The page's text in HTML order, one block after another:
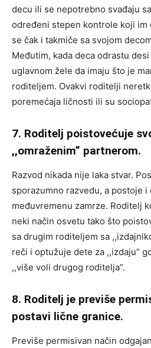
decu ili se nepotrebno svađaju
određeni stepen kontrole koji im
se čak i takmiče sa svojom
Međutim, kada deca odrastu
uglavnom žele da imaju što je
roditeljem. Ovakvi roditelji
poremećaja ličnosti ili su
7. Roditelj poistovećuje
,,omraženim” partnerom.
Razvod nikada nije laka stvar.
sporazumno razvedu, a postoje i
međuvremenu zamrze. Roditelj
neki način osvetu tako što
sa drugim roditeljem sa
reči i optužuje dete za ,,izdaju”
,,više voli drugog roditelja”.
8. Roditelj je previše
postavi lične granice.
Previše permisivan način